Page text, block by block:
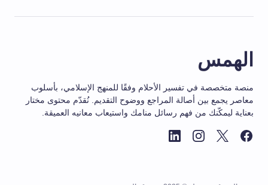
الهمس
منصة متخصصة في تفسير الأحلام وفقًا للمنهج الإسلامي، بأسلوب
معاصر يجمع بين أصالة المراجع ووضوح التقديم. نُقدّم محتوى مختار
بعناية ليمكّنك من فهم رسائل منامك واستيعاب معانيه العميقة.